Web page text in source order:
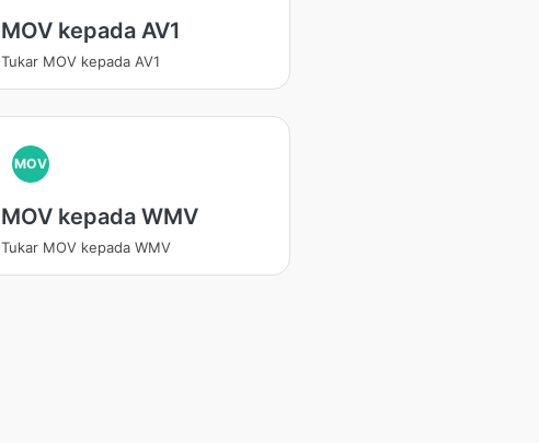
MOV kepada AV1
Tukar MOV kepada AV1
MOV
MOV kepada WMV
Tukar MOV kepada WMV